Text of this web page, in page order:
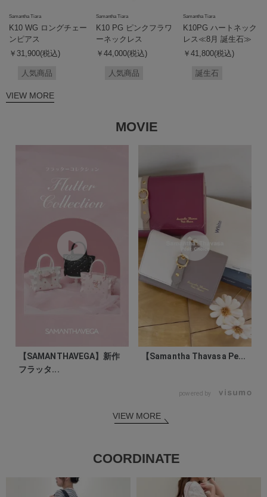
Samantha Tiara
K10 WG ロングチェー
ンピアス
￥31,900(税込)
人気商品
Samantha Tiara
K10 PG ピンクフラワ
ーネックレス
￥44,000(税込)
人気商品
Samantha Tiara
K10PG ハートネック
レス≪8月 誕生石≫
￥41,800(税込)
誕生石
VIEW MORE
MOVIE
【SAMANTHAVEGA】新作
フラッタ...
【Samantha Thavasa Pe...
powered by
VIEW MORE
COORDINATE